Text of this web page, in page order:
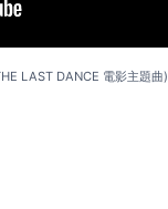
LAST DANCE 電影主題曲)